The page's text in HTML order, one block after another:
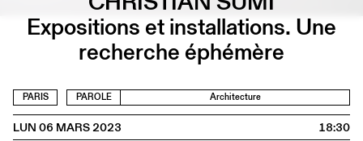
Expositions et installations. Une
recherche éphémère
PARIS PAROLE Architecture
LUN 06 MARS 2023
18:30